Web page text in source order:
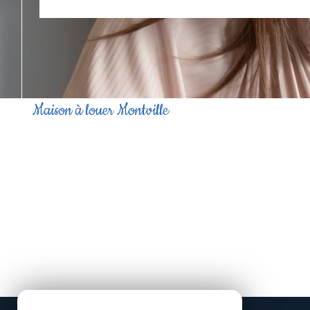
Maison à louer Montville